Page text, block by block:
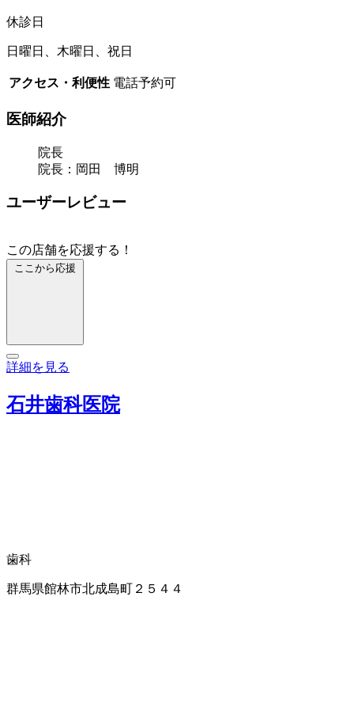
休診日
日曜日、木曜日、祝日
アクセス・利便性 電話予約可
医師紹介
院長
院長：岡田 博明
ユーザーレビュー
この店舗を応援する！
ここから応援
詳細を見る
石井歯科医院
歯科
群馬県館林市北成島町２５４４